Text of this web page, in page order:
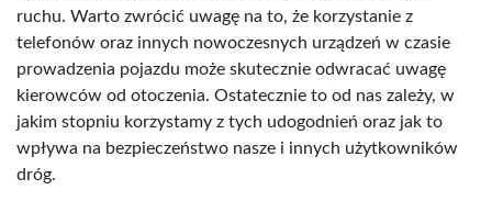
ruchu. Warto zwrócić uwagę na to, że korzystanie z
telefonów oraz innych nowoczesnych urządzeń w czasie
prowadzenia pojazdu może skutecznie odwracać uwagę
kierowców od otoczenia. Ostatecznie to od nas zależy, w
jakim stopniu korzystamy z tych udogodnień oraz jak to
wpływa na bezpieczeństwo nasze i innych użytkowników
dróg.